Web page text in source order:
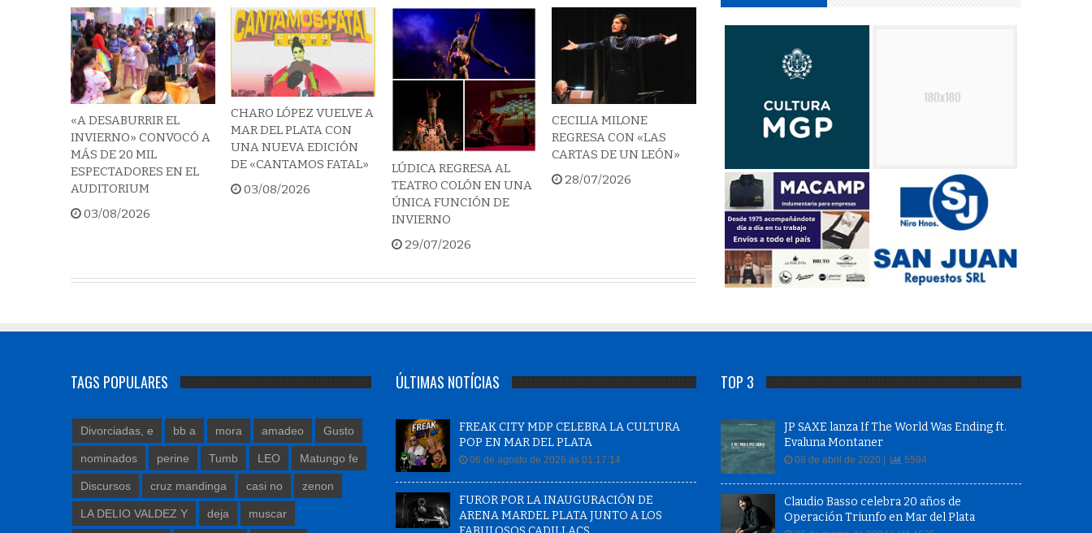
«A DESABURRIR EL
INVIERNO» CONVOCÓ A
MÁS DE 20 MIL
ESPECTADORES EN EL
AUDITORIUM
03/08/2026
CHARO LÓPEZ VUELVE A
MAR DEL PLATA CON
UNA NUEVA EDICIÓN
DE «CANTAMOS FATAL»
03/08/2026
LÚDICA REGRESA AL
TEATRO COLÓN EN UNA
ÚNICA FUNCIÓN DE
INVIERNO
29/07/2026
CECILIA MILONE
REGRESA CON «LAS
CARTAS DE UN LEÓN»
28/07/2026
TAGS POPULARES
Divorciadas, e bb a mora amadeo Gusto
nominados perine Tumb LEO Matungo fe
Discursos cruz mandinga casi no zenon
LA DELIO VALDEZ Y deja muscar
ÚLTIMAS NOTÍCIAS
FREAK CITY MDP CELEBRA LA CULTURA
POP EN MAR DEL PLATA
06 de agosto de 2026 às 01:17:14
FUROR POR LA INAUGURACIÓN DE
ARENA MARDEL PLATA JUNTO A LOS
TOP 3
JP SAXE lanza If The World Was Ending ft.
Evaluna Montaner
08 de abril de 2020 | 5594
Claudio Basso celebra 20 años de
Operación Triunfo en Mar del Plata